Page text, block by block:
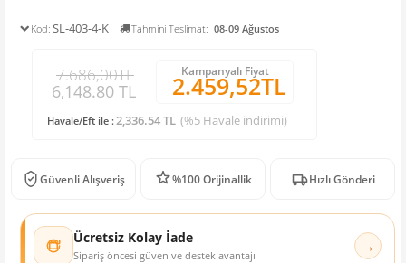
Kod: SL-403-4-K Tahmini Teslimat: 08-09 Ağustos
7.686,00TL
6,148.80 TL
Kampanyalı Fiyat
2.459,52TL
Havale/Eft ile :2,336.54 TL (%5 Havale indirimi)
Güvenli Alışveriş %100 Orijinallik Hızlı Gönderi
Ücretsiz Kolay İade
Sipariş öncesi güven ve destek avantajı →